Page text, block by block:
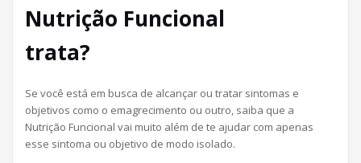
Nutrição Funcional
trata?
Se você está em busca de alcançar ou tratar sintomas e
objetivos como o emagrecimento ou outro, saiba que a
Nutrição Funcional vai muito além de te ajudar com apenas
esse sintoma ou objetivo de modo isolado.